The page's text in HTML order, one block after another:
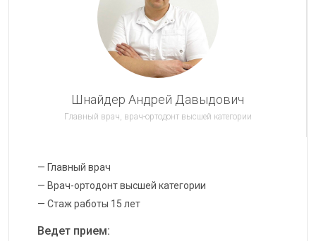
Шнайдер Андрей Давыдович
Главный врач, врач-ортодонт высшей категории
— Главный врач
— Врач-ортодонт высшей категории
— Стаж работы 15 лет
Ведет прием: